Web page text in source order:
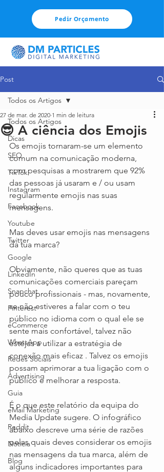
Pedir Orçamento
Post
Todos os Artigos
Dicas
SEO
TikTok
Instagram
Facebook
Youtube
Twitter
Google
LinkedIn
Snapchat
Pinterest
eCommerce
WhatsApp
Redes Sociais
Advertising
Guia
eMail Marketing
Reddit
Notícia
Blog
Todos os Artigos
😎 A ciência dos Emojis
27 de mar. de 2020 1 min de leitura
Os emojis tornaram-se um elemento
comum na comunicação moderna,
com pesquisas a mostrarem que 92%
das pessoas já usaram e / ou usam
regularmente emojis nas suas
mensagens.
Mas deves usar emojis nas mensagens
da tua marca?
Obviamente, não queres que as tuas
comunicações comerciais pareçam
pouco profissionais - mas, novamente,
se não estiveres a falar com o teu
público no idioma com o qual ele se
sente mais confortável, talvez não
estejas a utilizar a estratégia de
conexão mais eficaz . Talvez os emojis
possam aprimorar a tua ligação com o
público e melhorar a resposta.
É o que este relatório da equipa do
Media Update sugere. O infográfico
abaixo descreve uma série de razões
pelas quais deves considerar os emojis
nas mensagens da tua marca, além de
alguns indicadores importantes para